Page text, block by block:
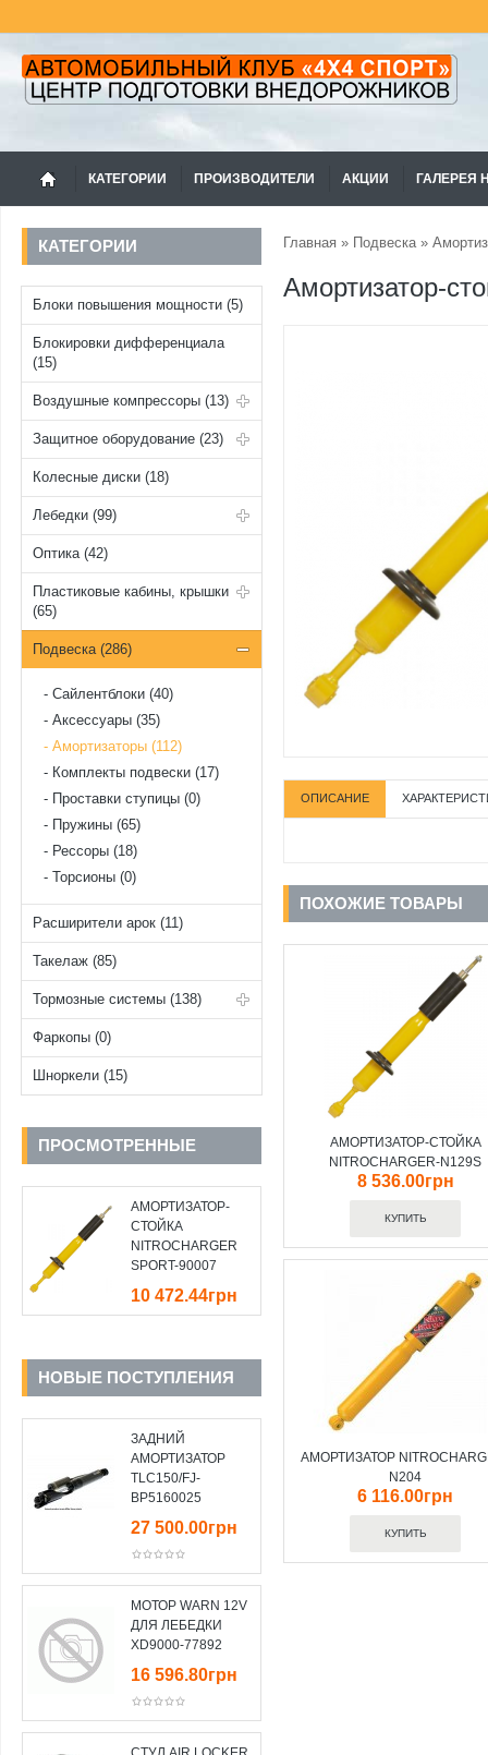
КАТЕГОРИИ ПРОИЗВОДИТЕЛИ АКЦИИ ГАЛЕРЕЯ
КАТЕГОРИИ
Блоки повышения мощности (5)
Блокировки дифференциала
(15)
Воздушные компрессоры (13)
Защитное оборудование (23)
Колесные диски (18)
Лебедки (99)
Оптика (42)
Пластиковые кабины, крышки
(65)
Подвеска (286)
Cайлентблоки (40)
Аксессуары (35)
Амортизаторы (112)
Комплекты подвески (17)
Проставки ступицы (0)
Пружины (65)
Рессоры (18)
Торсионы (0)
Расширители арок (11)
Такелаж (85)
Тормозные системы (138)
Фаркопы (0)
Шноркели (15)
ПРОСМОТРЕННЫЕ
АМОРТИЗАТОР-
СТОЙКА
NITROCHARGER
SPORT-90007
10 472.44грн
НОВЫЕ ПОСТУПЛЕНИЯ
ЗАДНИЙ
АМОРТИЗАТОР
TLC150/FJ-
BP5160025
27 500.00грн
МОТОР WARN 12V
ДЛЯ ЛЕБЕДКИ
XD9000-77892
16 596.80грн
Главная » Подвеска»
Амортизатор-
ОПИСАНИЕ
ПОХОЖИЕ ТОВАРЫ
АМОРТИЗАТОР-СТОЙКА
NITROCHARGER-N129S
8 536.00грн
АМОРТИЗАТОР
N204
6 116.00грн